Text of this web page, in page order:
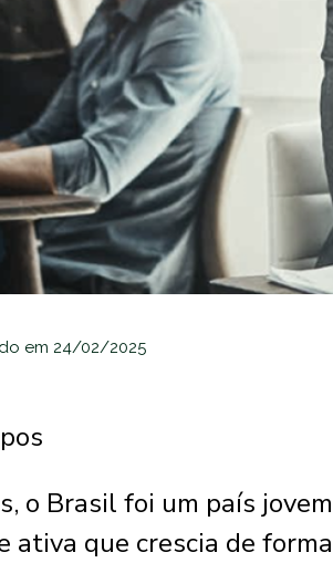
em 24/02/2025
o Brasil foi um país
ativa que crescia de